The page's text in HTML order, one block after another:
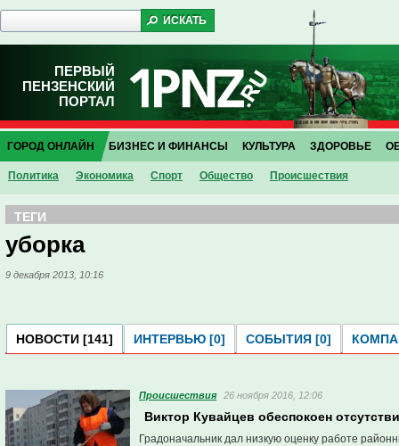
ПЕРВЫЙ
ПЕНЗЕНСКИЙ
ПОРТАЛ
ГОРОД ОНЛАЙН
Политика Экономика Спорт Общество Проиcшествия
БИЗНЕС И ФИНАНСЫ КУЛЬТУРА ЗДОРОВЬЕ
ТЕГИ
уборка
9 декабря 2013, 10:16
НОВОСТИ [141] ИНТЕРВЬЮ [0] СОБЫТИЯ [0]
Проиcшествия 26 ноября 2016, 12:06
Виктор Кувайцев обеспокоен
Градоначальник дал низкую оценку работе